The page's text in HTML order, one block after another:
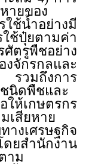
ายของ
ใช้น้ำอย่างมี
ยตามค่า
ตรูพืชอย่าง
จักรกลและ
รวมถึงการ
นิดพืชและ
ให้เกษตรกร
เสียหาย
างเศรษฐกิจ
สำนักงาน
าม